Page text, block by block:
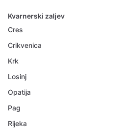
Kvarnerski zaljev
Cres
Crikvenica
Krk
Losinj
Opatija
Pag
Rijeka